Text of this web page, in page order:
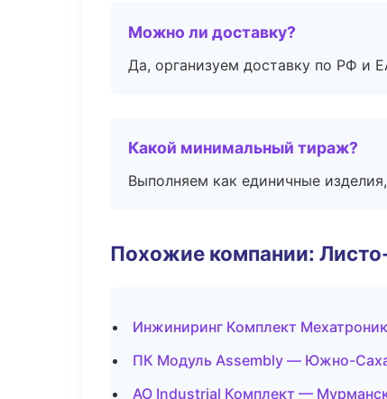
Можно ли доставку?
Да, организуем доставку по РФ и
Какой минимальный тираж?
Выполняем как единичные
Похожие компании:
Инжиниринг Комплект
ПК Модуль Assembly — Южно-
АО Industrial Комплект —